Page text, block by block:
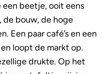
beetje, ooit eens
de bouw, de hoge
Een paar café’s en een
loopt de markt op.
drukte. Op het